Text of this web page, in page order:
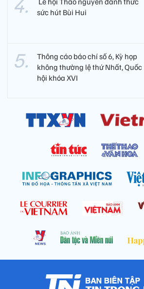
sức hút Bùi Hui
Thông cáo báo chí số 6, Kỳ họp
không thường lệ thứ Nhất, Quốc
hội khóa XVI